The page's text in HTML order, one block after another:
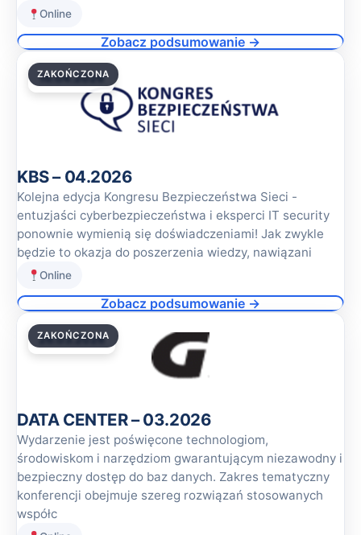
Online
Zobacz podsumowanie →
16.04.2026
ZAKOŃCZONA
KBS – 04.2026
Kolejna edycja Kongresu Bezpieczeństwa Sieci -
entuzjaści cyberbezpieczeństwa i eksperci IT security
ponownie wymienią się doświadczeniami! Jak zwykle
będzie to okazja do poszerzenia wiedzy, nawiązani
Online
Zobacz podsumowanie →
26.03.2026
ZAKOŃCZONA
DATA CENTER – 03.2026
Wydarzenie jest poświęcone technologiom,
środowiskom i narzędziom gwarantującym niezawodny i
bezpieczny dostęp do baz danych. Zakres tematyczny
konferencji obejmuje szereg rozwiązań stosowanych
współc